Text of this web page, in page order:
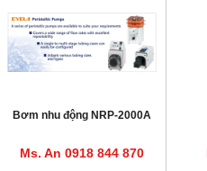
Bơm nhu động NRP-2000A
Ms. An 0918 844 870